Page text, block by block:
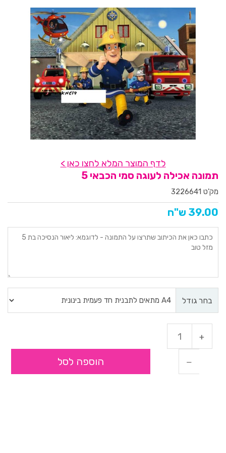
לדף המוצר המלא לחצו כאן >
תמונה אכילה לעוגה סמי הכבאי 5
מק'ט 3226641
39.00 ש"ח
בחר גודל
הוספה לסל